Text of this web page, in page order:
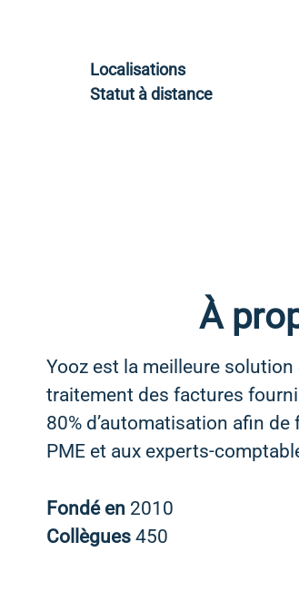
Localisations
Statut à distance
À
Yooz est la meilleure
traitement des factures
80% d’automatisation afin
PME et aux experts-
Fondé en 2010
Collègues 450